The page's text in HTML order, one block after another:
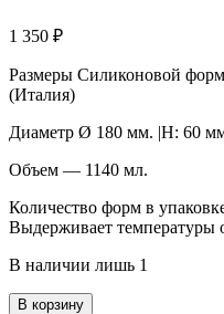
1 350 ₽
Размеры Силиконовой
(Италия)
Диаметр Ø 180 мм. |H: 60
Объем — 1140 мл.
Количество форм в
Выдерживает температуры
В наличии лишь 1
В корзину